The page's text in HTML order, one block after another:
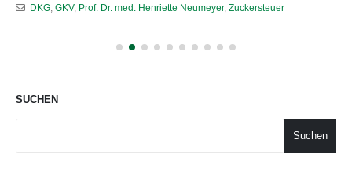
DKG, GKV, Prof. Dr. med. Henriette Neumeyer, Zuckersteuer
SUCHEN
Suchen